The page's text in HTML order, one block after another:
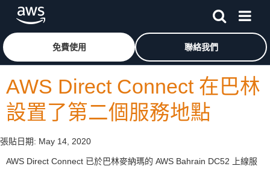
跳至主要內容按一下這裡可返回 Amazon Web Services 首頁
免費使用 聯絡我們
AWS Direct Connect 在巴林
設置了第二個服務地點
張貼日期: May 14, 2020
AWS Direct Connect 已於巴林麥納瑪的 AWS Bahrain DC52 上線服